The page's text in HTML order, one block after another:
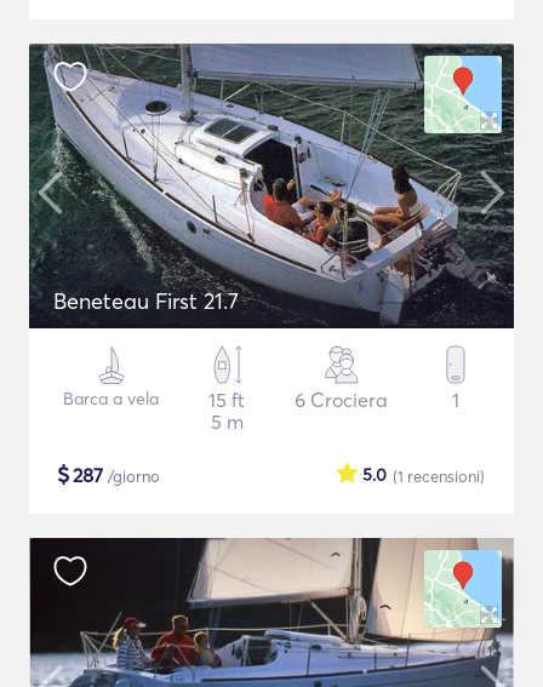
Beneteau First 21.7
Barca a vela
15 ft
5 m
6 Crociera 1
$287 /giorno (1 recensioni)
5.0